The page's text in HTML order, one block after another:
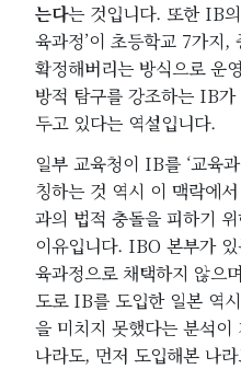
는다는 것입니다. 또한 IB
육과정’이 초등학교 7가지
확정해버리는 방식으로 운
방적 탐구를 강조하는 IB
두고 있다는 역설입니다.
일부 교육청이 IB를 ‘교육
칭하는 것 역시 이 맥락에
과의 법적 충돌을 피하기
이유입니다. IBO 본부가
육과정으로 채택하지 않으
도로 IB를 도입한 일본 역
을 미치지 못했다는 분석
나라도, 먼저 도입해본 나